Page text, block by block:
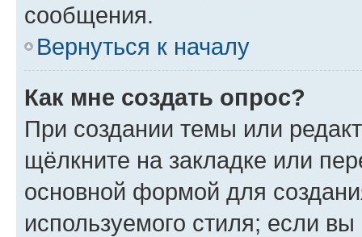
сообщения.
Вернуться к началу
Как мне создать опрос?
При создании темы или
щёлкните на закладке или
основной формой для
используемого стиля; если